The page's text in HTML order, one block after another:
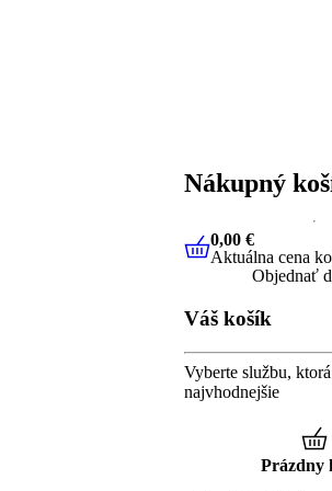
Nákupný
0,00 €
0,00 €
Aktuálna cena
Objednať
Váš košík
Vyberte službu,
najvhodnejšie
Prázdny